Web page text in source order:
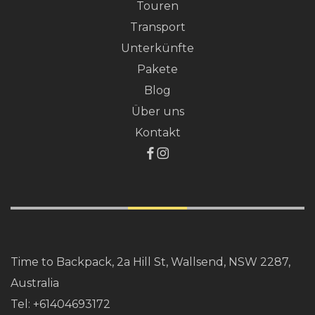
Touren
Transport
Unterkünfte
Pakete
Blog
Über uns
Kontakt
Time to Backpack, 2a Hill St, Wallsend, NSW 2287,
Australia
Tel: +61404693172